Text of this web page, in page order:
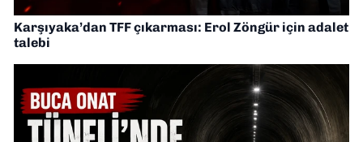
Karşıyaka’dan TFF çıkarması: Erol Zöngür için adalet
talebi